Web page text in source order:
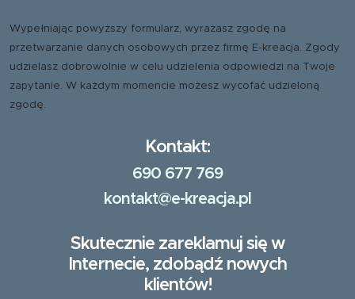
Wypełniając powyższy formularz, wyrażasz zgodę na
przetwarzanie danych osobowych przez firmę E-kreacja. Zgody
udzielasz dobrowolnie w celu udzielenia odpowiedzi na Twoje
zapytanie. W każdym momencie możesz wycofać udzieloną
zgodę.
Kontakt:
690 677 769
kontakt@e-kreacja.pl
Skutecznie zareklamuj się w
Internecie, zdobądź nowych
klientów!